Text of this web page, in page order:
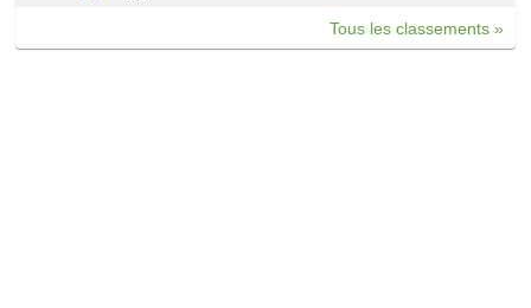
Tous les classements »